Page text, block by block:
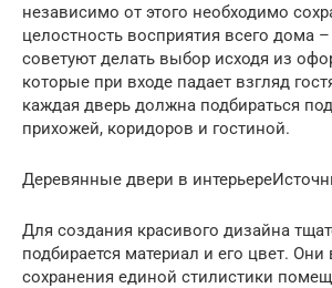
независимо от этого необходимо
целостность восприятия всего дома
советуют делать выбор исходя из
которые при входе падает взгляд
каждая дверь должна подбираться
прихожей, коридоров и гостиной.
Деревянные двери в
Для создания красивого дизайна
подбирается материал и его цвет.
сохранения единой стилистики